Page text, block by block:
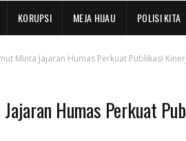
KORUPSI MEJA HIJAU POLISI KITA
Minta Jajaran Humas Perkuat Publikasi
Humas Perkuat